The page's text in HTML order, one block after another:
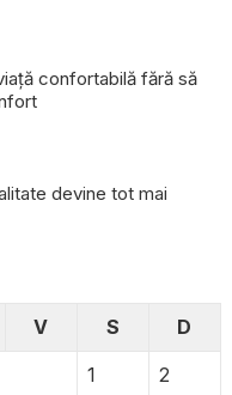
confortabilă fără să
devine tot mai
V S
D
1
2